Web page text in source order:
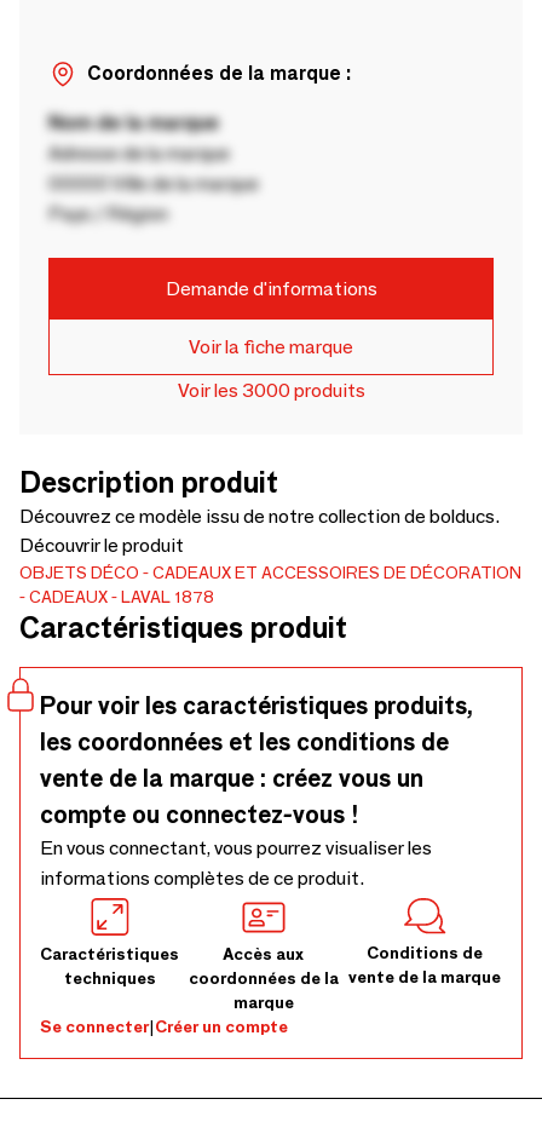
Coordonnées de la marque :
Nom de la marque
Adresse de la marque
00000 Ville de la marque
Pays / Région
Demande d'informations
Voir la fiche marque
Voir les 3000 produits
Description produit
Découvrez ce modèle issu de notre collection de bolducs.
Découvrir le produit
OBJETS DÉCO
CADEAUX ET ACCESSOIRES DE DÉCORATION
CADEAUX
LAVAL 1878
Caractéristiques produit
Pour voir les caractéristiques produits,
les coordonnées et les conditions de
vente de la marque : créez vous un
compte ou connectez-vous !
En vous connectant, vous pourrez visualiser les
informations complètes de ce produit.
Caractéristiques
techniques
Accès aux
coordonnées de la
marque
Conditions de
vente de la marque
Se connecter|Créer un compte